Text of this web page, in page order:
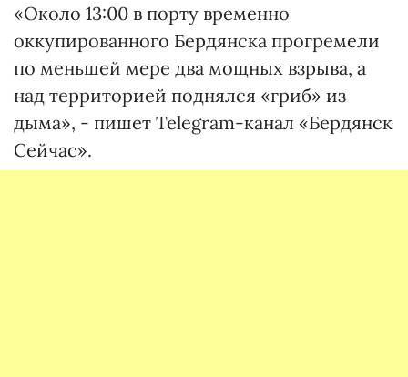
«Около 13:00 в порту временно
оккупированного Бердянска прогремели
по меньшей мере два мощных взрыва, а
над территорией поднялся «гриб» из
дыма», - пишет Telegram-канал «Бердянск
Сейчас».